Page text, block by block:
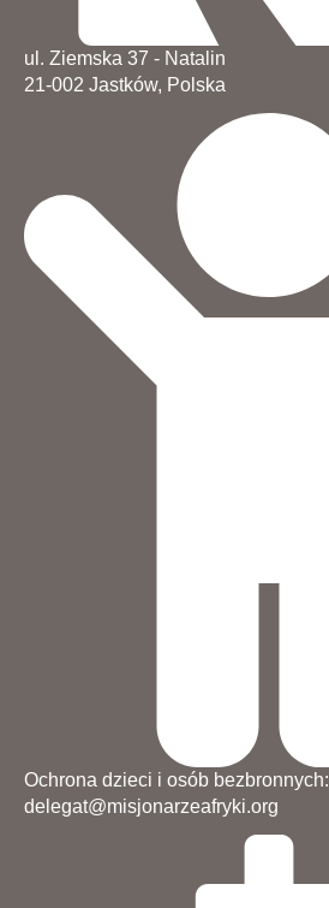
ul. Ziemska 37 - Natalin
21-002 Jastków, Polska
Ochrona dzieci i osób bezbronnych:
delegat@misjonarzeafryki.org